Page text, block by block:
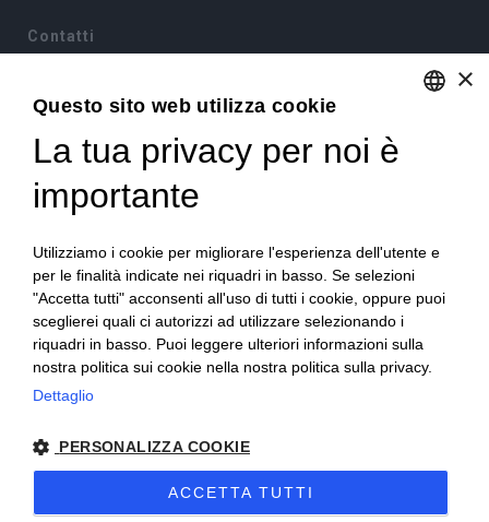
Contatti
10022 Carmagnola(TO)
+39 380 6441674
info@becchisapori.it
Informazioni
Home
Chi siamo
Condizioni di vendita
Diritto di recesso
Modalità pagamento
Spedizioni e consegne
Supporto e assistenza
Imballi antirottura
Contatti
×
Questo sito web utilizza cookie
La tua privacy per noi è
importante
Utilizziamo i cookie per migliorare l'esperienza dell'utente e
per le finalità indicate nei riquadri in basso. Se selezioni
"Accetta tutti" acconsenti all'uso di tutti i cookie, oppure puoi
sceglierei quali ci autorizzi ad utilizzare selezionando i
riquadri in basso. Puoi leggere ulteriori informazioni sulla
nostra politica sui cookie nella nostra politica sulla privacy.
Dettaglio
PERSONALIZZA COOKIE
ACCETTA TUTTI